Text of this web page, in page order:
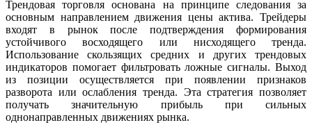
Трендовая торговля основана на принципе следования за
основным направлением движения цены актива. Трейдеры
входят в рынок после подтверждения формирования
устойчивого восходящего или нисходящего тренда.
Использование скользящих средних и других трендовых
индикаторов помогает фильтровать ложные сигналы. Выход
из позиции осуществляется при появлении признаков
разворота или ослабления тренда. Эта стратегия позволяет
получать значительную прибыль при сильных
однонаправленных движениях рынка.